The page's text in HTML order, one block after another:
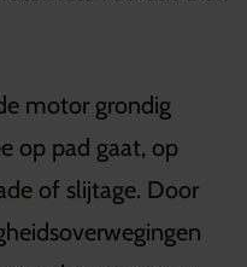
motor grondig
op pad gaat, op
of slijtage. Door